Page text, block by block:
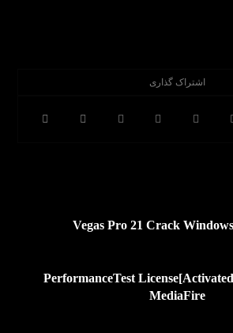
Vegas Pro 21 Crack
PerformanceTest
MediaFire